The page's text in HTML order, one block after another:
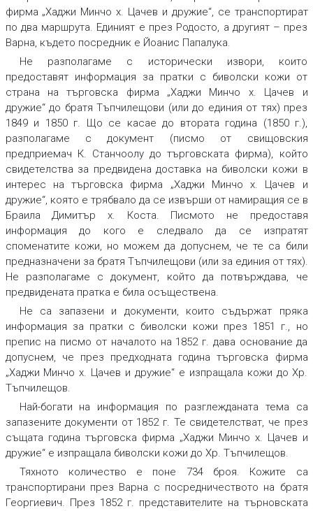
фирма „Хаджи Минчо х. Цачев и дружие“, се транспортират
по два маршрута. Единият е през Родосто, а другият – през
Варна, където посредник е Йоанис Папалука.
Не разполагаме с исторически извори, които
предоставят информация за пратки с биволски кожи от
страна на търговска фирма „Хаджи Минчо х. Цачев и
дружие“ до братя Тъпчилещови (или до единия от тях) през
1849 и 1850 г. Що се касае до втората година (1850 г.),
разполагаме с документ (писмо от свищовския
предприемач К. Станчоолу до търговската фирма), който
свидетелства за предвидена доставка на биволски кожи в
интерес на търговска фирма „Хаджи Минчо х. Цачев и
дружие“, която е трябвало да се извърши от намиращия се в
Браила Димитър х. Коста. Писмото не предоставя
информация до кого е следвало да се изпратят
споменатите кожи, но можем да допуснем, че те са били
предназначени за братя Тъпчилещови (или за единия от тях).
Не разполагаме с документ, който да потвърждава, че
предвидената пратка е била осъществена.
Не са запазени и документи, които съдържат пряка
информация за пратки с биволски кожи през 1851 г., но
препис на писмо от началото на 1852 г. дава основание да
допуснем, че през предходната година търговска фирма
„Хаджи Минчо х. Цачев и дружие“ е изпращала кожи до Хр.
Тъпчилещов.
Най-богати на информация по разглежданата тема са
запазените документи от 1852 г. Те свидетелстват, че през
същата година търговска фирма „Хаджи Минчо х. Цачев и
дружие“ е изпращала биволски кожи до Хр. Тъпчилещов.
Тяхното количество е поне 734 броя. Кожите са
транспортирани през Варна с посредничеството на братя
Георгиевич. През 1852 г. представителите на търновската